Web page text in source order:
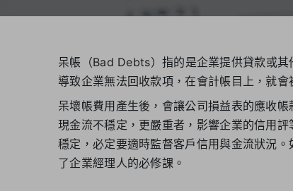
呆帳（Bad Debts）指的是企業提供貸款或其
導致企業無法回收款項，在會計帳目上，就會
呆壞帳費用產生後，會讓公司損益表的應收
現金流不穩定，更嚴重者，影響企業的信用
穩定，必定要適時監督客戶信用與金流狀況
了企業經理人的必修課。